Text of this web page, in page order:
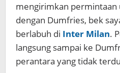
mengirimkan
dengan Dumfries, bek
berlabuh di Inter Milan.
langsung sampai ke
perantara yang tidak